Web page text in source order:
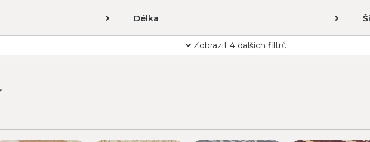
Délka
Zobrazit 4 dalších filtrů